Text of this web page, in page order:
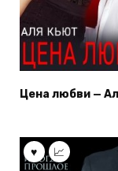
Цена любви —